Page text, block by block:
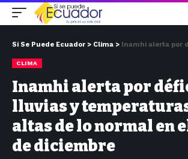
Si Se Puede Ecuador > Clima > Inamhi alerta por déficit de lluvias y
CLIMA
Inamhi alerta por
lluvias y
altas de lo normal en
de diciembre